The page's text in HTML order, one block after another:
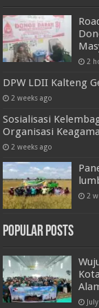
2
DPW LDII Kalteng
2 weeks ago
Sosialisasi
Organisasi
2 weeks ago
2
Popular Posts